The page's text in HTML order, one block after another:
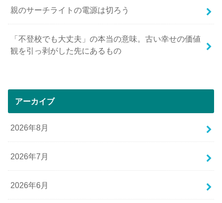
親のサーチライトの電源は切ろう
「不登校でも大丈夫」の本当の意味。古い幸せの価値
観を引っ剥がした先にあるもの
アーカイブ
2026年8月
2026年7月
2026年6月